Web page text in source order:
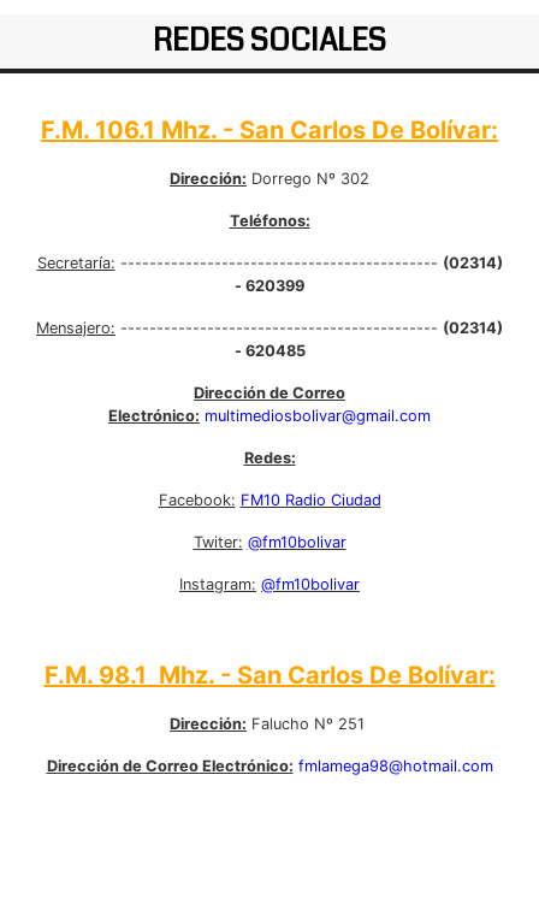
REDES SOCIALES
F.M. 106.1 Mhz. - San Carlos De Bolívar:
Dirección: Dorrego Nº 302
Teléfonos:
Secretaría: -------------------------------------------- (02314)
- 620399
Mensajero: -------------------------------------------- (02314)
- 620485
Dirección de Correo
Electrónico: multimediosbolivar@gmail.com
Redes:
Facebook: FM10 Radio Ciudad
Twiter: @fm10bolivar
Instagram: @fm10bolivar
F.M. 98.1 Mhz. - San Carlos De Bolívar:
Dirección: Falucho Nº 251
Dirección de Correo Electrónico: fmlamega98@hotmail.com